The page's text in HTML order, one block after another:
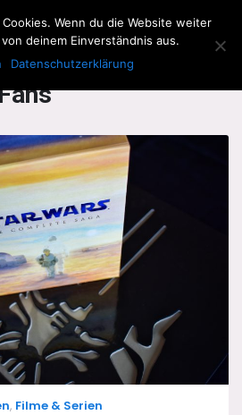
Men
, Filme & Serien
Wenn du die Website weiter
deinem Einverständnis aus.
Datenschutzerklärung